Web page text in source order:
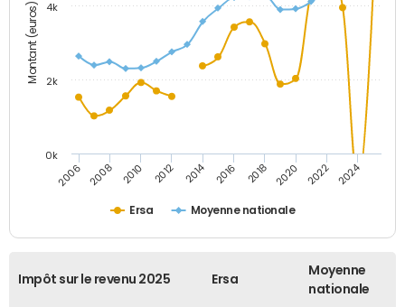
Montant (euros)
Ersa Moyenne nationale
2006 2008 2010 2012 2014 2016 2018 2020 2022 2024
0k
2k
4k
Impôt sur le revenu 2025 Ersa
Moyenne
nationale